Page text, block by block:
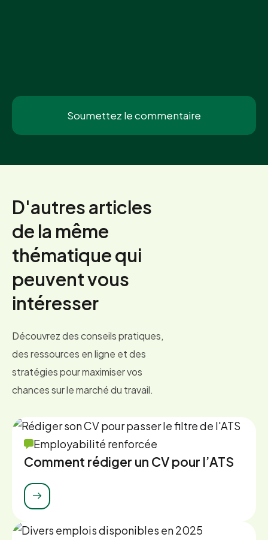
D'autres articles
de la même
thématique qui
peuvent vous
intéresser
Découvrez des conseils pratiques,
des ressources en ligne et des
stratégies pour maximiser vos
chances sur le marché du travail.
Employabilité renforcée
Comment rédiger un CV pour l’ATS